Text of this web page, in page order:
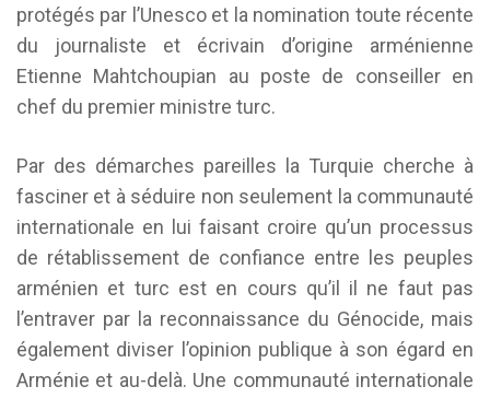
protégés par l’Unesco et la nomination toute récente
du journaliste et écrivain d’origine arménienne
Etienne Mahtchoupian au poste de conseiller en
chef du premier ministre turc.
Par des démarches pareilles la Turquie cherche à
fasciner et à séduire non seulement la communauté
internationale en lui faisant croire qu’un processus
de rétablissement de confiance entre les peuples
arménien et turc est en cours qu’il il ne faut pas
l’entraver par la reconnaissance du Génocide, mais
également diviser l’opinion publique à son égard en
Arménie et au-delà. Une communauté internationale